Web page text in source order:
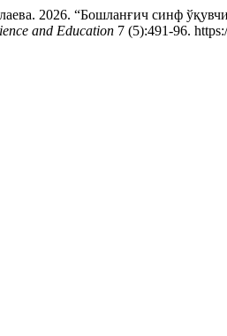
2026. “Бошланғич синф
and Education 7 (5):491-96.